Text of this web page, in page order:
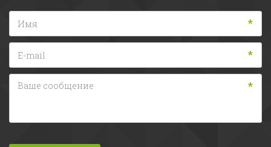
*
*
*